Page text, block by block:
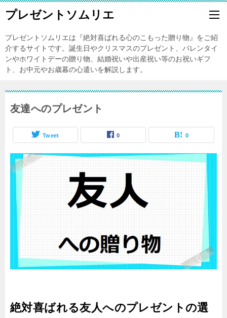
プレゼントソムリエ
プレゼントソムリエは『絶対喜ばれる心のこもった贈り物』をご紹
介するサイトです。誕生日やクリスマスのプレゼント、バレンタイ
ンやホワイトデーの贈り物、結婚祝いや出産祝い等のお祝いギフ
ト、お中元やお歳暮の心遣いを解説します。
友達へのプレゼント
Tweet 0 0
絶対喜ばれる友人へのプレゼントの選